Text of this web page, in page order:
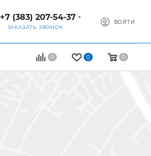
+7 (383) 207-54-37
ЗАКАЗАТЬ ЗВОНОК
ВОЙТИ
0 0 0